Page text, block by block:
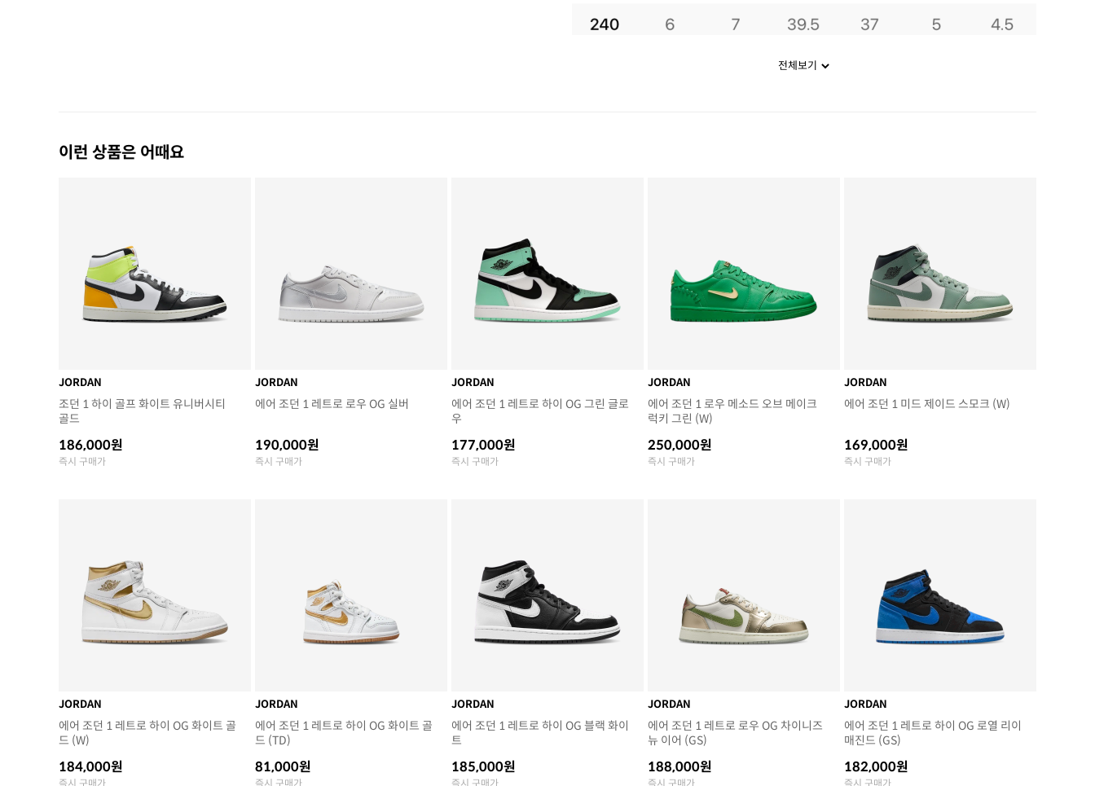
전체보기
이런 상품은 어때요
JORDAN
조던 1 하이 골프 화이트 유니버시티
골드
186,000원
즉시 구매가
JORDAN
에어 조던 1 레트로 로우 OG 실버
190,000원
즉시 구매가
JORDAN
에어 조던 1 레트로 하이 OG 그린 글로
우
177,000원
즉시 구매가
JORDAN
에어 조던 1 로우 메소드 오브 메이크
럭키 그린 (W)
250,000원
즉시 구매가
JORDAN
에어 조던 1 미드 제이드 스모크 (W)
169,000원
즉시 구매가
JORDAN
에어 조던 1 레트로 하이 OG 화이트 골
드 (W)
184,000원
즉시 구매가
JORDAN
에어 조던 1 레트로 하이 OG 화이트 골
드 (TD)
81,000원
즉시 구매가
JORDAN
에어 조던 1 레트로 하이 OG 블랙 화이
트
185,000원
즉시 구매가
JORDAN
에어 조던 1 레트로 로우 OG 차이니즈
뉴 이어 (GS)
188,000원
즉시 구매가
JORDAN
에어 조던 1 레트로 하이 OG 로열 리이
매진드 (GS)
182,000원
즉시 구매가